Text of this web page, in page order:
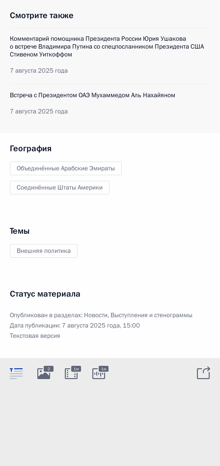
Смотрите также
Комментарий помощника Президента России Юрия Ушакова
о встрече Владимира Путина со спецпосланником Президента США
Стивеном Уиткоффом
7 августа 2025 года
Встреча с Президентом ОАЭ Мухаммедом Аль Нахайяном
7 августа 2025 года
География
Объединённые Арабские Эмираты
Соединённые Штаты Америки
Темы
Внешняя политика
Статус материала
Опубликован в разделах: Новости, Выступления и стенограммы
Дата публикации: 7 августа 2025 года, 15:00
Текстовая версия
2 1м 1м